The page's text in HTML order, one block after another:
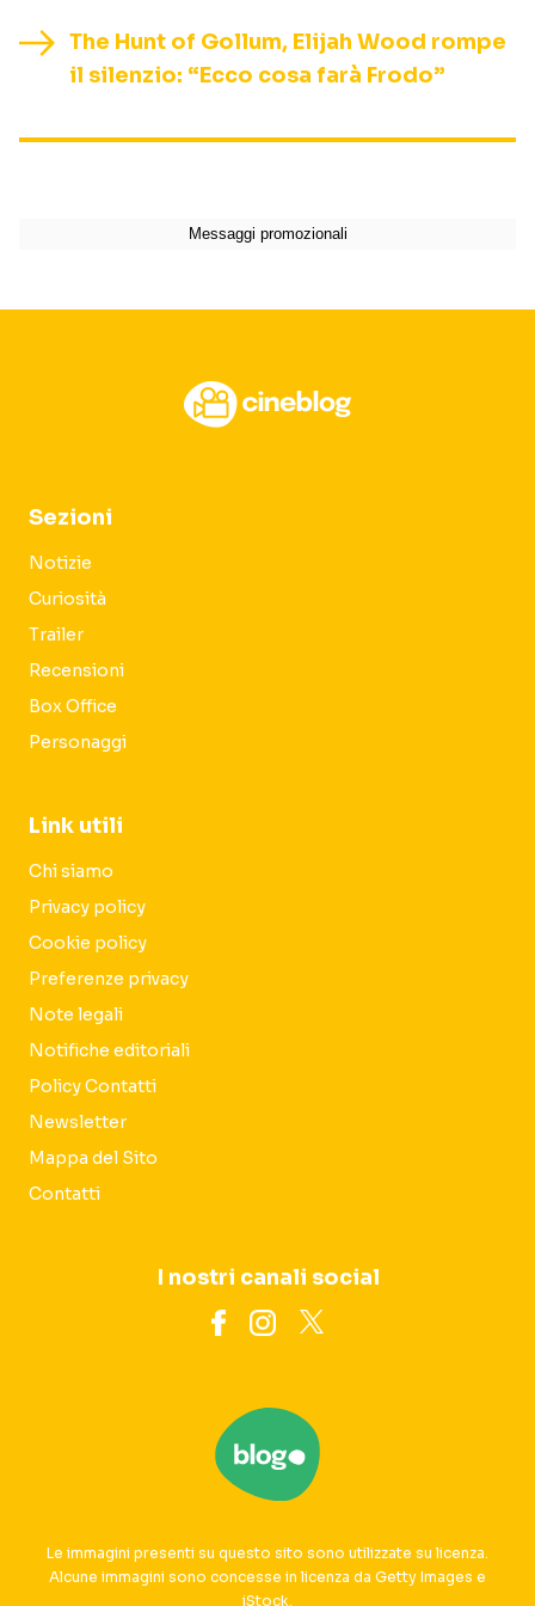
The Hunt of Gollum, Elijah Wood rompe
il silenzio: “Ecco cosa farà Frodo”
Sezioni
Notizie
Curiosità
Trailer
Recensioni
Box Office
Personaggi
Link utili
Chi siamo
Privacy policy
Cookie policy
Preferenze privacy
Note legali
Notifiche editoriali
Policy Contatti
Newsletter
Mappa del Sito
Contatti
I nostri canali social
Le immagini presenti su questo sito sono utilizzate su licenza.
Alcune immagini sono concesse in licenza da Getty Images e
iStock.